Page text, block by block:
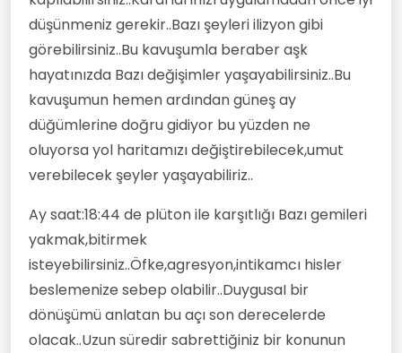
düşünmeniz gerekir..Bazı şeyleri ilizyon gibi
görebilirsiniz..Bu kavuşumla beraber aşk
hayatınızda Bazı değişimler yaşayabilirsiniz..Bu
kavuşumun hemen ardından güneş ay
düğümlerine doğru gidiyor bu yüzden ne
oluyorsa yol haritamızı değiştirebilecek,umut
verebilecek şeyler yaşayabiliriz..
Ay saat:18:44 de plüton ile karşıtlığı Bazı gemileri
yakmak,bitirmek
isteyebilirsiniz..Öfke,agresyon,intikamcı hisler
beslemenize sebep olabilir..DuygusaI bir
dönüşümü anlatan bu açı son derecelerde
olacak..Uzun süredir sabrettiğiniz bir konunun